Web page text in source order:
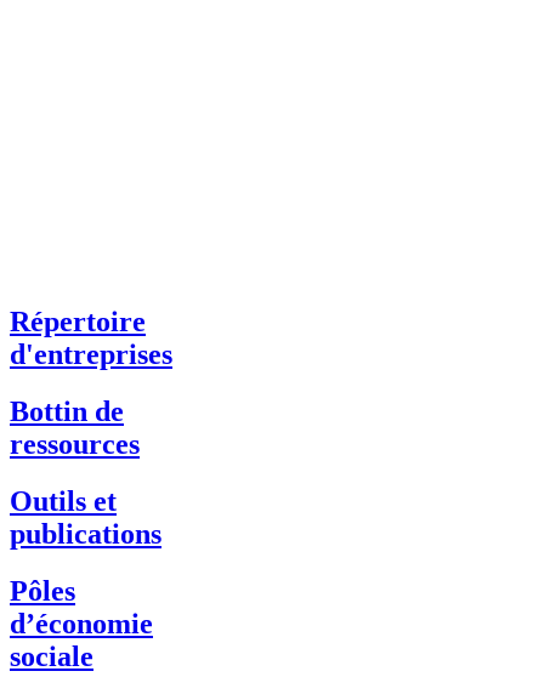
Répertoire
d'entreprises
Bottin de
ressources
Outils et
publications
Pôles
d’économie
sociale